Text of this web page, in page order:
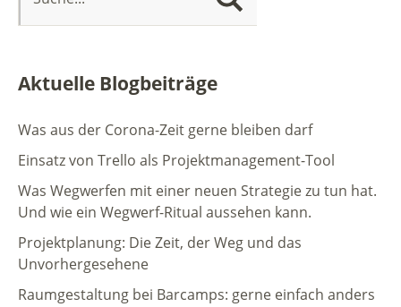
Aktuelle Blogbeiträge
Was aus der Corona-Zeit gerne bleiben darf
Einsatz von Trello als Projektmanagement-Tool
Was Wegwerfen mit einer neuen Strategie zu tun hat.
Und wie ein Wegwerf-Ritual aussehen kann.
Projektplanung: Die Zeit, der Weg und das
Unvorhergesehene
Raumgestaltung bei Barcamps: gerne einfach anders